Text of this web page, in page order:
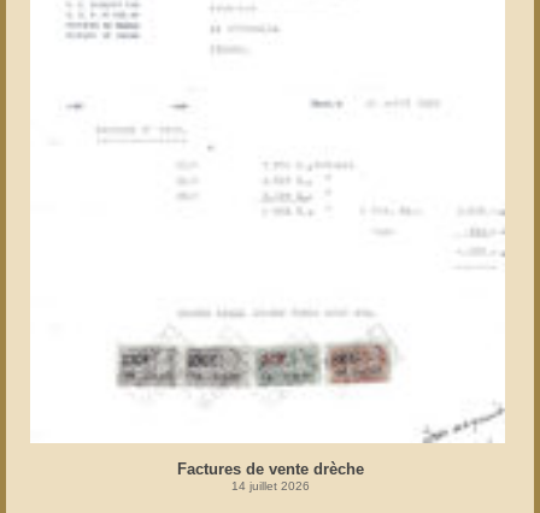
Factures de vente drèche
14 juillet 2026